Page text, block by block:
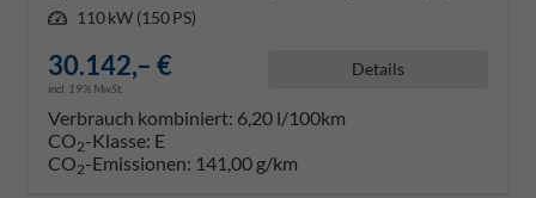
Leistung 110 kW (150 PS)
30.142,– €
incl. 19% MwSt.
Details
Verbrauch kombiniert: 6,20 l/100km
CO2-Klasse: E
CO2-Emissionen: 141,00 g/km